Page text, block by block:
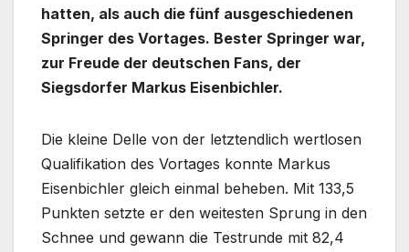
hatten, als auch die fünf ausgeschiedenen
Springer des Vortages. Bester Springer war,
zur Freude der deutschen Fans, der
Siegsdorfer Markus Eisenbichler.
Die kleine Delle von der letztendlich wertlosen
Qualifikation des Vortages konnte Markus
Eisenbichler gleich einmal beheben. Mit 133,5
Punkten setzte er den weitesten Sprung in den
Schnee und gewann die Testrunde mit 82,4